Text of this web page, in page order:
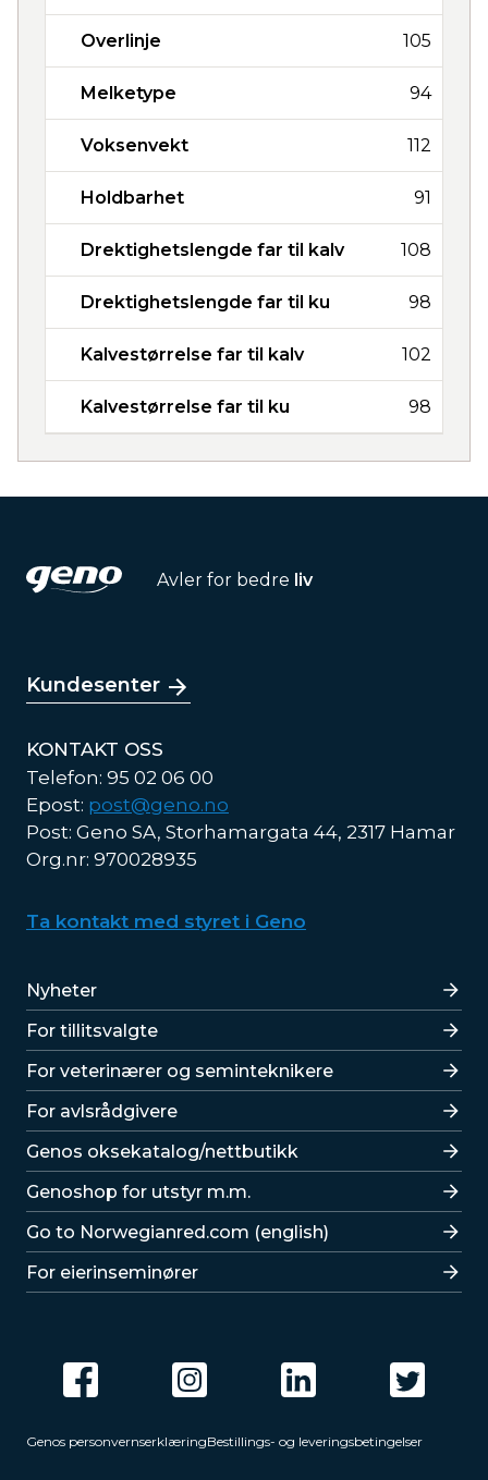
Overlinje 105
Melketype 94
Voksenvekt 112
Holdbarhet 91
Drektighetslengde far til kalv 108
Drektighetslengde far til ku 98
Kalvestørrelse far til kalv 102
Kalvestørrelse far til ku 98
Avler for bedre liv
Kundesenter
KONTAKT OSS
Telefon: 95 02 06 00
Epost: post@geno.no
Post: Geno SA, Storhamargata 44, 2317 Hamar
Org.nr: 970028935
Ta kontakt med styret i Geno
Lenker
Nyheter
For tillitsvalgte
For veterinærer og seminteknikere
For avlsrådgivere
Lenker
Genos oksekatalog/nettbutikk
Genoshop for utstyr m.m.
Go to Norwegianred.com (english)
For eierinseminører
Genos personvernserklæringBestillings- og leveringsbetingelser